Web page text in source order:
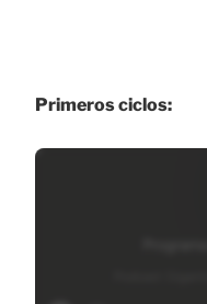
Primeros ciclos: